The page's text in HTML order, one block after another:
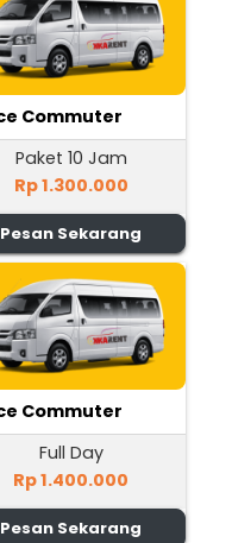
Commuter
Paket 10 Jam
Rp 1.300.000
Pesan Sekarang
Commuter
Full Day
Rp 1.400.000
Pesan Sekarang